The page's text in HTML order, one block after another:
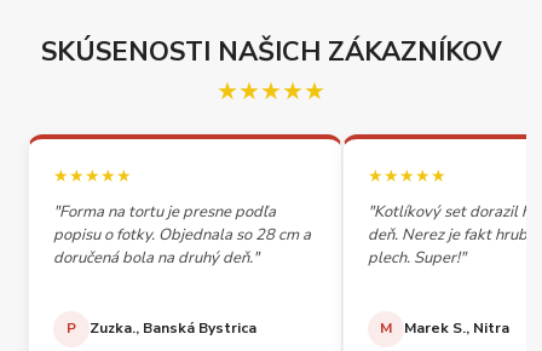
SKÚSENOSTI NAŠICH ZÁKAZNÍKOV
★★★★★
★★★★★
"Forma na tortu je presne podľa
popisu o fotky. Objednala so 28 cm a
doručená bola na druhý deň."
P Zuzka., Banská Bystrica
★★★★★
"Kotlíkový set dorazil
deň. Nerez je fakt
plech. Super!"
M Marek S., Nitra